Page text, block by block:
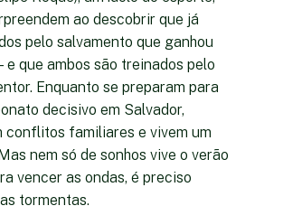
ao descobrir que já
pelo salvamento que ganhou
e que ambos são treinados pelo
Enquanto se preparam para
decisivo em Salvador,
conflitos familiares e vivem um
nem só de sonhos vive o verão
vencer as ondas, é preciso
tormentas.